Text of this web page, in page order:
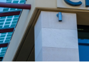
9 sept: GenAI-training
12 nov: MarketingLive!
Adverteren
Events